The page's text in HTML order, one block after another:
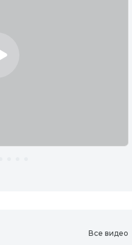
Все видео